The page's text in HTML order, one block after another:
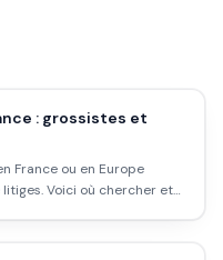
: grossistes et
France ou en Europe
Voici où chercher et